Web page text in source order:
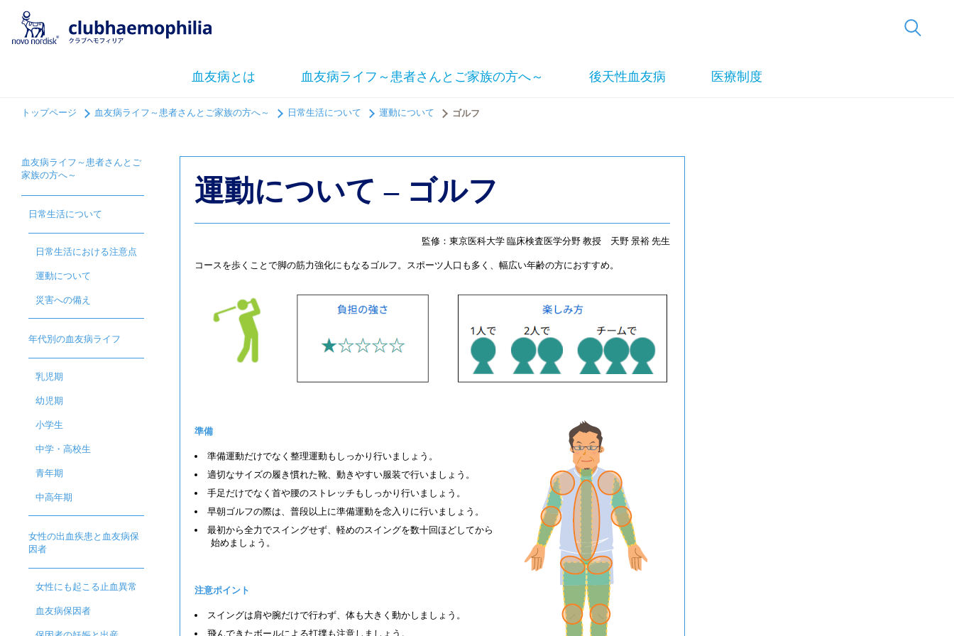
血友病とは 血友病ライフ～患者さんとご家族の方へ～ 後天性血友病 医療制度
トップページ 血友病ライフ～患者さんとご家族の方へ～ 日常生活について 運動について ゴルフ
血友病ライフ～患者さんとご
家族の方へ～
日常生活について
日常生活における注意点
運動について
災害への備え
年代別の血友病ライフ
乳児期
幼児期
小学生
中学・高校生
青年期
中高年期
女性の出血疾患と血友病保
因者
女性にも起こる止血異常
血友病保因者
運動について – ゴルフ
監修：東京医科大学 臨床検査医学分野 教授 天野 景裕 先生
コースを歩くことで脚の筋力強化にもなるゴルフ。スポーツ人口も多く、幅広い年齢の方におすすめ。
準備
準備運動だけでなく整理運動もしっかり行いましょう。
適切なサイズの履き慣れた靴、動きやすい服装で行いましょう。
手足だけでなく首や腰のストレッチもしっかり行いましょう。
早朝ゴルフの際は、普段以上に準備運動を念入りに行いましょう。
最初から全力でスイングせず、軽めのスイングを数十回ほどしてから
始めましょう。
注意ポイント
スイングは肩や腕だけで行わず、体も大きく動かしましょう。
飛んできたボールによる打撲も注意しましょう。